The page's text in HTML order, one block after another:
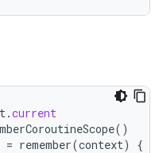
.current
()
= remember(context) {